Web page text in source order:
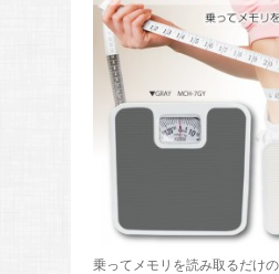
乗ってメモリを読み取るだけ